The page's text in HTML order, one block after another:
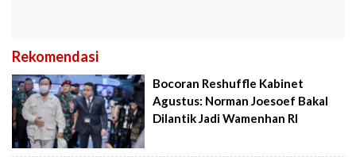
Rekomendasi
Bocoran Reshuffle Kabinet
Agustus: Norman Joesoef Bakal
Dilantik Jadi Wamenhan RI